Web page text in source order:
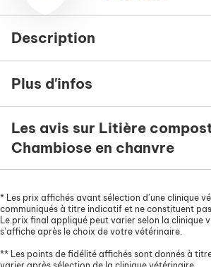
Description
Plus d'infos
Les avis sur Litière
Chambiose en chanvre
* Les prix affichés avant sélection d’une clinique
communiqués à titre indicatif et ne constituent
Le prix final appliqué peut varier selon la clinique
s’affiche après le choix de votre vétérinaire.
** Les points de fidélité affichés sont donnés à